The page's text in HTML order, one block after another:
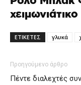
ΕΤΙΚΕΤΕΣ γλυκά
Προηγούμενο άρθρο
Πέντε διαλεχτές